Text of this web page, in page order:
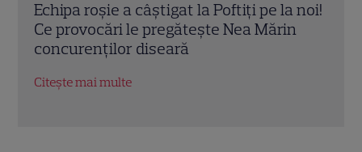
„Fata din vis” începe la Pro TV! Tot ce
trebuie să știi despre serialul-fenomen
cu Çağatay Ulusoy și Demet Özdemir
Citește mai multe